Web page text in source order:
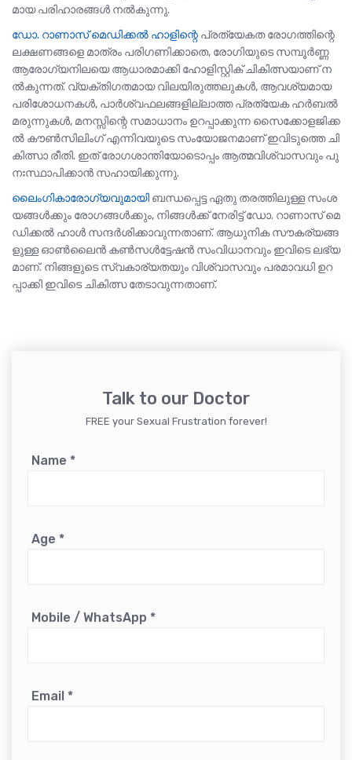
മായ പരിഹാരങ്ങൾ നൽകുന്നു.
ഡോ. റാണാസ് മെഡിക്കൽ ഹാളിന്റെ പ്രത്യേകത രോഗത്തിന്റെ
ലക്ഷണങ്ങളെ മാത്രം പരിഗണിക്കാതെ, രോഗിയുടെ സമ്പൂർണ്ണ
ആരോഗ്യനിലയെ ആധാരമാക്കി ഹോളിസ്റ്റിക് ചികിത്സയാണ് ന
ൽകുന്നത്. വ്യക്തിഗതമായ വിലയിരുത്തലുകൾ, ആവശ്യമായ
പരിശോധനകൾ, പാർശ്വഫലങ്ങളില്ലാത്ത പ്രത്യേക ഹർബൽ
മരുന്നുകൾ, മനസ്സിന്റെ സമാധാനം ഉറപ്പാക്കുന്ന സൈക്കോളജിക്ക
ൽ കൗൺസിലിംഗ് എന്നിവയുടെ സംയോജനമാണ് ഇവിടുത്തെ ചി
കിത്സാ രീതി. ഇത് രോഗശാന്തിയോടൊപ്പം ആത്മവിശ്വാസവും പു
നഃസ്ഥാപിക്കാൻ സഹായിക്കുന്നു.
ലൈംഗികാരോഗ്യവുമായി ബന്ധപ്പെട്ട ഏതു തരത്തിലുള്ള സംശ
യങ്ങൾക്കും രോഗങ്ങൾക്കും, നിങ്ങൾക്ക് നേരിട്ട് ഡോ. റാണാസ് മെ
ഡിക്കൽ ഹാൾ സന്ദർശിക്കാവുന്നതാണ്. ആധുനിക സൗകര്യങ്ങ
ളുള്ള ഓൺലൈൻ കൺസൾട്ടേഷൻ സംവിധാനവും ഇവിടെ ലഭ്യ
മാണ്. നിങ്ങളുടെ സ്വകാര്യതയും വിശ്വാസവും പരമാവധി ഉറ
പ്പാക്കി ഇവിടെ ചികിത്സ തേടാവുന്നതാണ്.
Talk to our Doctor
FREE your Sexual Frustration forever!
Name *
Age *
Mobile / WhatsApp *
Email *